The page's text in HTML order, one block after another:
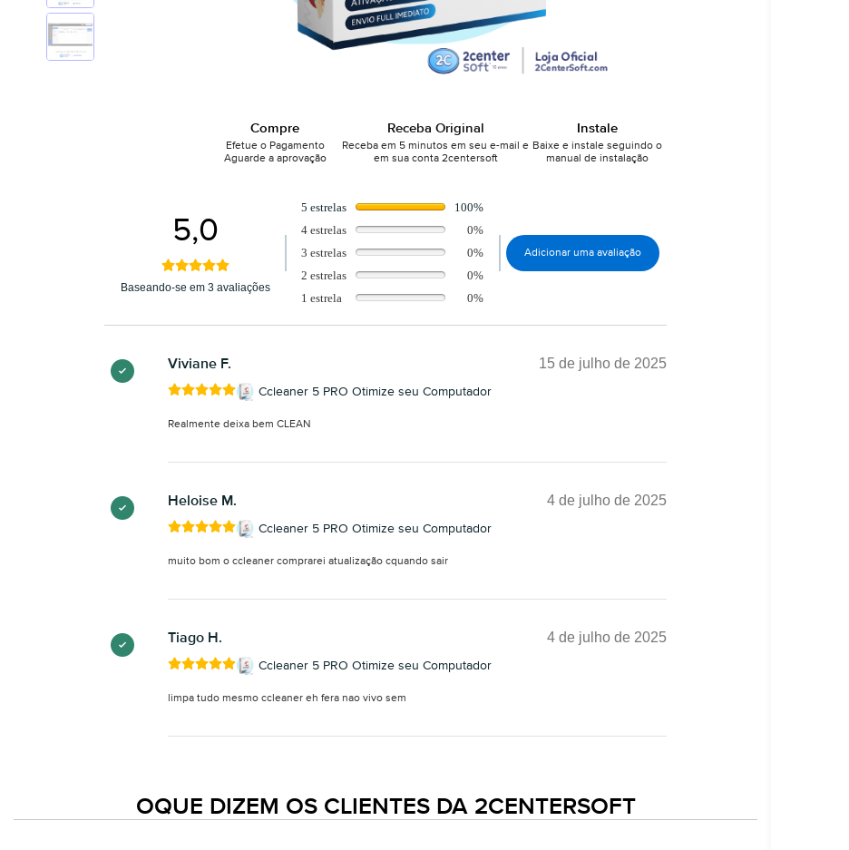
Compre
Efetue o Pagamento
Aguarde a aprovação
Receba Original
Receba em 5 minutos em seu e-mail e
em sua conta 2centersoft
Instale
Baixe e instale seguindo o
manual de instalação
5,0
Baseando-se em 3 avaliações
5 estrelas
100%
4 estrelas
0%
3 estrelas
0%
2 estrelas
0%
1 estrela
0%
Adicionar uma avaliação
Viviane F. 15 de julho de 2025
Ccleaner 5 PRO Otimize seu Computador
Realmente deixa bem CLEAN
Heloise M. 4 de julho de 2025
Ccleaner 5 PRO Otimize seu Computador
muito bom o ccleaner comprarei atualização cquando sair
Tiago H. 4 de julho de 2025
Ccleaner 5 PRO Otimize seu Computador
limpa tudo mesmo ccleaner eh fera nao vivo sem
OQUE DIZEM OS CLIENTES DA 2CENTERSOFT